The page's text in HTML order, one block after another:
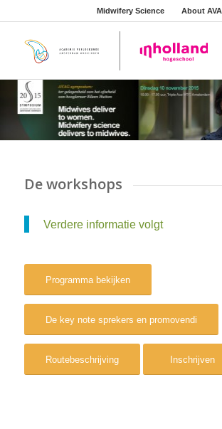
Midwifery Science About
De workshops
Verdere informatie volgt
Programma bekijken
De key note sprekers en promovendi
Routebeschrijving Inschrijven